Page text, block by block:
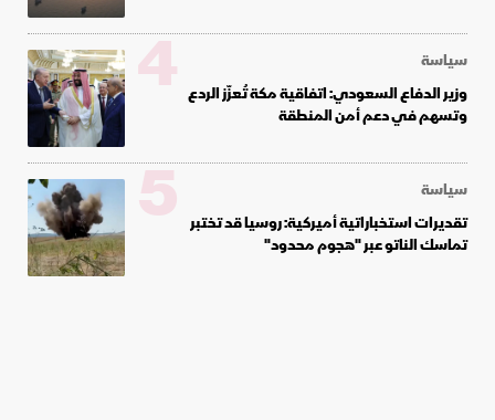
سياسة
وزير الدفاع السعودي: اتفاقية مكة تُعزّز الردع
وتسهم في دعم أمن المنطقة
4
سياسة
تقديرات استخباراتية أميركية: روسيا قد تختبر
تماسك الناتو عبر "هجوم محدود"
5